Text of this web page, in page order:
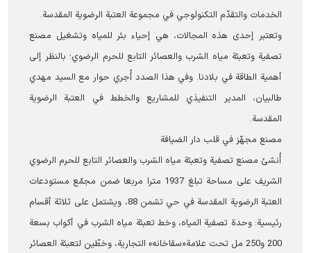
الخدمات والتقدّم التكنولوجي في مجموعة العتبة الرضوية المقدسة.
وتعتبر إحدى هذه المجالات، هي إحياء بئر للمياه وتشغيل مصنع
تصفية وتعبئة مياه الشرب والعصائر التابع للحرم الرضوي؛ بالنظر إلى
أهمية الطاقة في بلادنا. وفي هذا الصدد أُجري حوار مع السيد مهدي
طالبيان، المدير التنفيذي للمشاريع والخطط في العتبة الرضوية
المقدسة.
مصنع مجهّز في قلب دار الضيافة
أُنشئ مصنع تصفية وتعبئة مياه الشرب والعصائر التابع للحرم الرضوي
الشریف على مساحة تبلغ 1937 مترا مربعا ضمن مجمّع مستودعات
العتبة الرضوية المقدسة في حي تشمن 88، ويشتمل على ثلاثة أقسام
رئيسية: وحدة تصفية المياه، وخط تعبئة مياه الشرب في أكواب بسعة
200 و250 مل تحت علامة«سقاخانه» التجارية، وخطّين لتعبئة العصائر